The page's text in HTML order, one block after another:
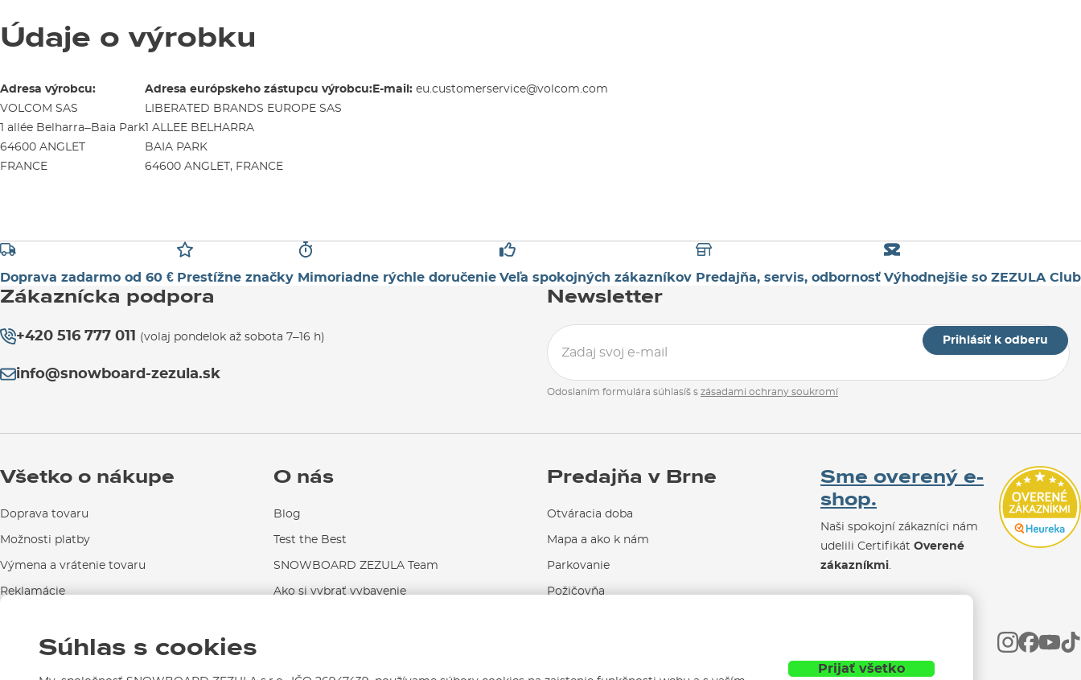
Údaje o výrobku
Adresa výrobcu:
VOLCOM SAS
1 allée Belharra–Baia Park
64600 ANGLET
FRANCE
Adresa európskeho zástupcu výrobcu:
LIBERATED BRANDS EUROPE SAS
1 ALLEE BELHARRA
BAIA PARK
64600 ANGLET, FRANCE
E-mail: eu.customerservice@volcom.com
Doprava zadarmo od 60 € Prestížne značky Mimoriadne rýchle doručenie Veľa spokojných zákazníkov Predajňa, servis, odbornosť Výhodnejšie so ZEZULA Club
Zákaznícka podpora
+420 516 777 011 (volaj pondelok až sobota 7–16 h)
info@snowboard-zezula.sk
Newsletter
Prihlásiť k odberu
Odoslaním formulára súhlasíš s zásadami ochrany soukromí
Všetko o nákupe
Doprava tovaru
Možnosti platby
Výmena a vrátenie tovaru
Reklamácie
Kontakty
O nás
Blog
Test the Best
SNOWBOARD ZEZULA Team
Ako si vybrať vybavenie
Predajňa v Brne
Otváracia doba
Mapa a ako k nám
Parkovanie
Požičovňa
Sme overený e-
shop.
Naši spokojní zákazníci nám
udelili Certifikát Overené
zákazníkmi.
Súhlas s cookies
Prijať všetko